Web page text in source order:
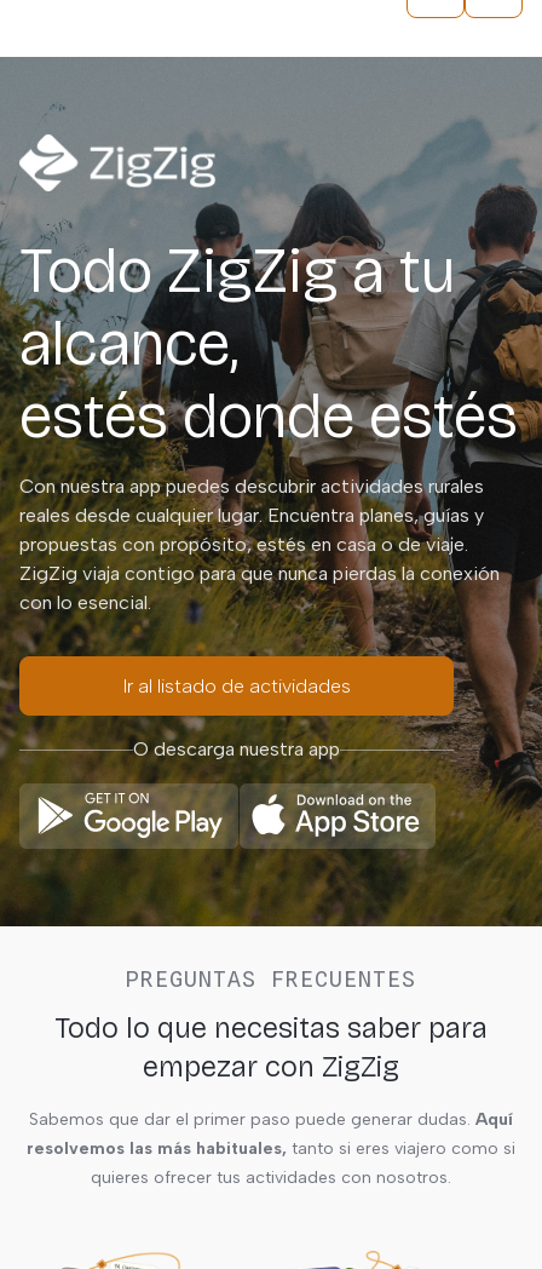
Todo ZigZig a tu
alcance,
estés donde estés
Con nuestra app puedes descubrir actividades rurales
reales desde cualquier lugar. Encuentra planes, guías y
propuestas con propósito, estés en casa o de viaje.
ZigZig viaja contigo para que nunca pierdas la conexión
con lo esencial.
Ir al listado de actividades
O descarga nuestra app
PREGUNTAS FRECUENTES
Todo lo que necesitas saber para
empezar con ZigZig
Sabemos que dar el primer paso puede generar dudas. Aquí
resolvemos las más habituales, tanto si eres viajero como si
quieres ofrecer tus actividades con nosotros.